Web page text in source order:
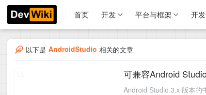
首页 开发 平台与框架 开
以下是 AndroidStudio 相关的文章
2018-04-19
可兼容Android
Android Studio 3.x 版本的